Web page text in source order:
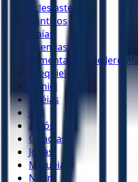
Eclesiastes
Cânticos
Isaías
Jeremias
Lamentações de Jeremias
Ezequiel
Daniel
Oséias
Joel
Amós
Obadias
Jonas
Miquéias
Naum